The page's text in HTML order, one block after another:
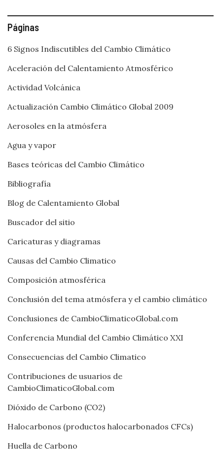
Páginas
6 Signos Indiscutibles del Cambio Climático
Aceleración del Calentamiento Atmosférico
Actividad Volcánica
Actualización Cambio Climático Global 2009
Aerosoles en la atmósfera
Agua y vapor
Bases teóricas del Cambio Climático
Bibliografía
Blog de Calentamiento Global
Buscador del sitio
Caricaturas y diagramas
Causas del Cambio Climatico
Composición atmosférica
Conclusión del tema atmósfera y el cambio climático
Conclusiones de CambioClimaticoGlobal.com
Conferencia Mundial del Cambio Climático XXI
Consecuencias del Cambio Climatico
Contribuciones de usuarios de
CambioClimaticoGlobal.com
Dióxido de Carbono (CO2)
Halocarbonos (productos halocarbonados CFCs)
Huella de Carbono